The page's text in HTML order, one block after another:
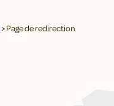
> Page de redirection